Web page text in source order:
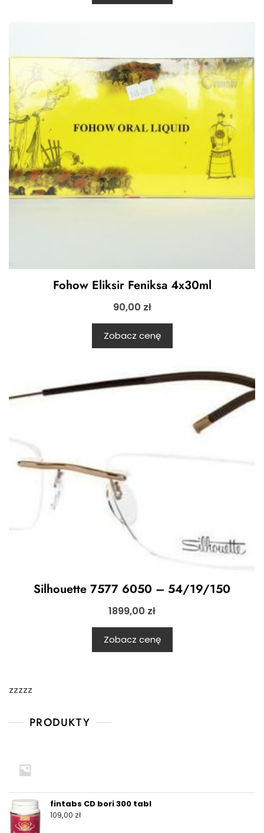
Fohow Eliksir Feniksa 4x30ml
90,00 zł
Zobacz cenę
Silhouette 7577 6050 – 54/19/150
1899,00 zł
Zobacz cenę
zzzzz
PRODUKTY
fintabs CD bori 300 tabl
109,00 zł